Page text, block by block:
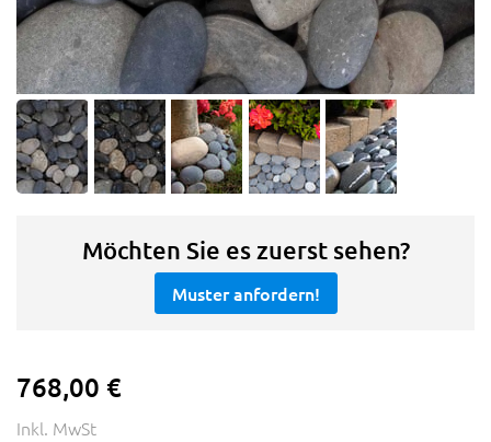
Möchten Sie es zuerst sehen?
Muster anfordern!
768,00 €
Inkl. MwSt